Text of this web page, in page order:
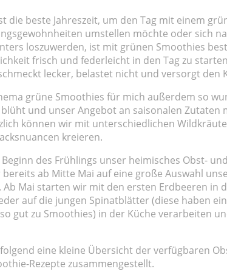
die beste Jahreszeit, um den Tag mit einem
umstellen möchte oder sich
loszuwerden, ist mit grünen Smoothies
frisch und federleicht in den Tag zu
lecker, belastet nicht und versorgt
grüne Smoothies für mich außerdem so
und unser Angebot an saisonalen
können wir mit unterschiedlichen
kreieren.
des Frühlings unser heimisches Obst-
ab Mitte Mai auf eine große Auswahl
Mai starten wir mit den ersten Erdbeeren in
auf die jungen Spinatblätter (diese haben
gut zu Smoothies) in der Küche verarbeiten
eine kleine Übersicht der verfügbaren
Rezepte zusammengestellt.